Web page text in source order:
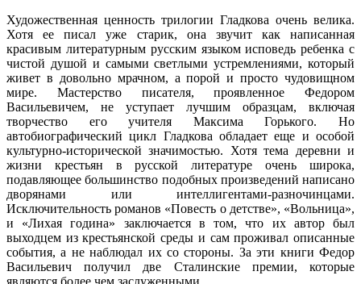
Художественная ценность трилогии Гладкова очень велика.
Хотя ее писал уже старик, она звучит как написанная
красивым литературным русским языком исповедь ребенка с
чистой душой и самыми светлыми устремлениями, который
живет в довольно мрачном, а порой и просто чудовищном
мире. Мастерство писателя, проявленное Федором
Васильевичем, не уступает лучшим образцам, включая
творчество его учителя Максима Горького. Но
автобиографический цикл Гладкова обладает еще и особой
культурно-исторической значимостью. Хотя тема деревни и
жизни крестьян в русской литературе очень широка,
подавляющее большинство подобных произведений написано
дворянами или интеллигентами-разночинцами.
Исключительность романов «Повесть о детстве», «Вольница»,
и «Лихая година» заключается в том, что их автор был
выходцем из крестьянской среды и сам проживал описанные
события, а не наблюдал их со стороны. За эти книги Федор
Васильевич получил две Сталинские премии, которые
являются более чем заслуженными.